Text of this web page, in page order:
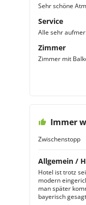
Sehr schöne
Service
Alle sehr
Zimmer
Zimmer mit
Immer
Zwischenstopp
Allgemein /
Hotel ist trotz
modern
man später
bayerisch